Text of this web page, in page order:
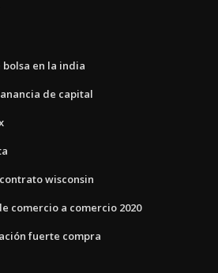
en la india
de capital
wisconsin
comercio a comercio 2020
fuerte compra